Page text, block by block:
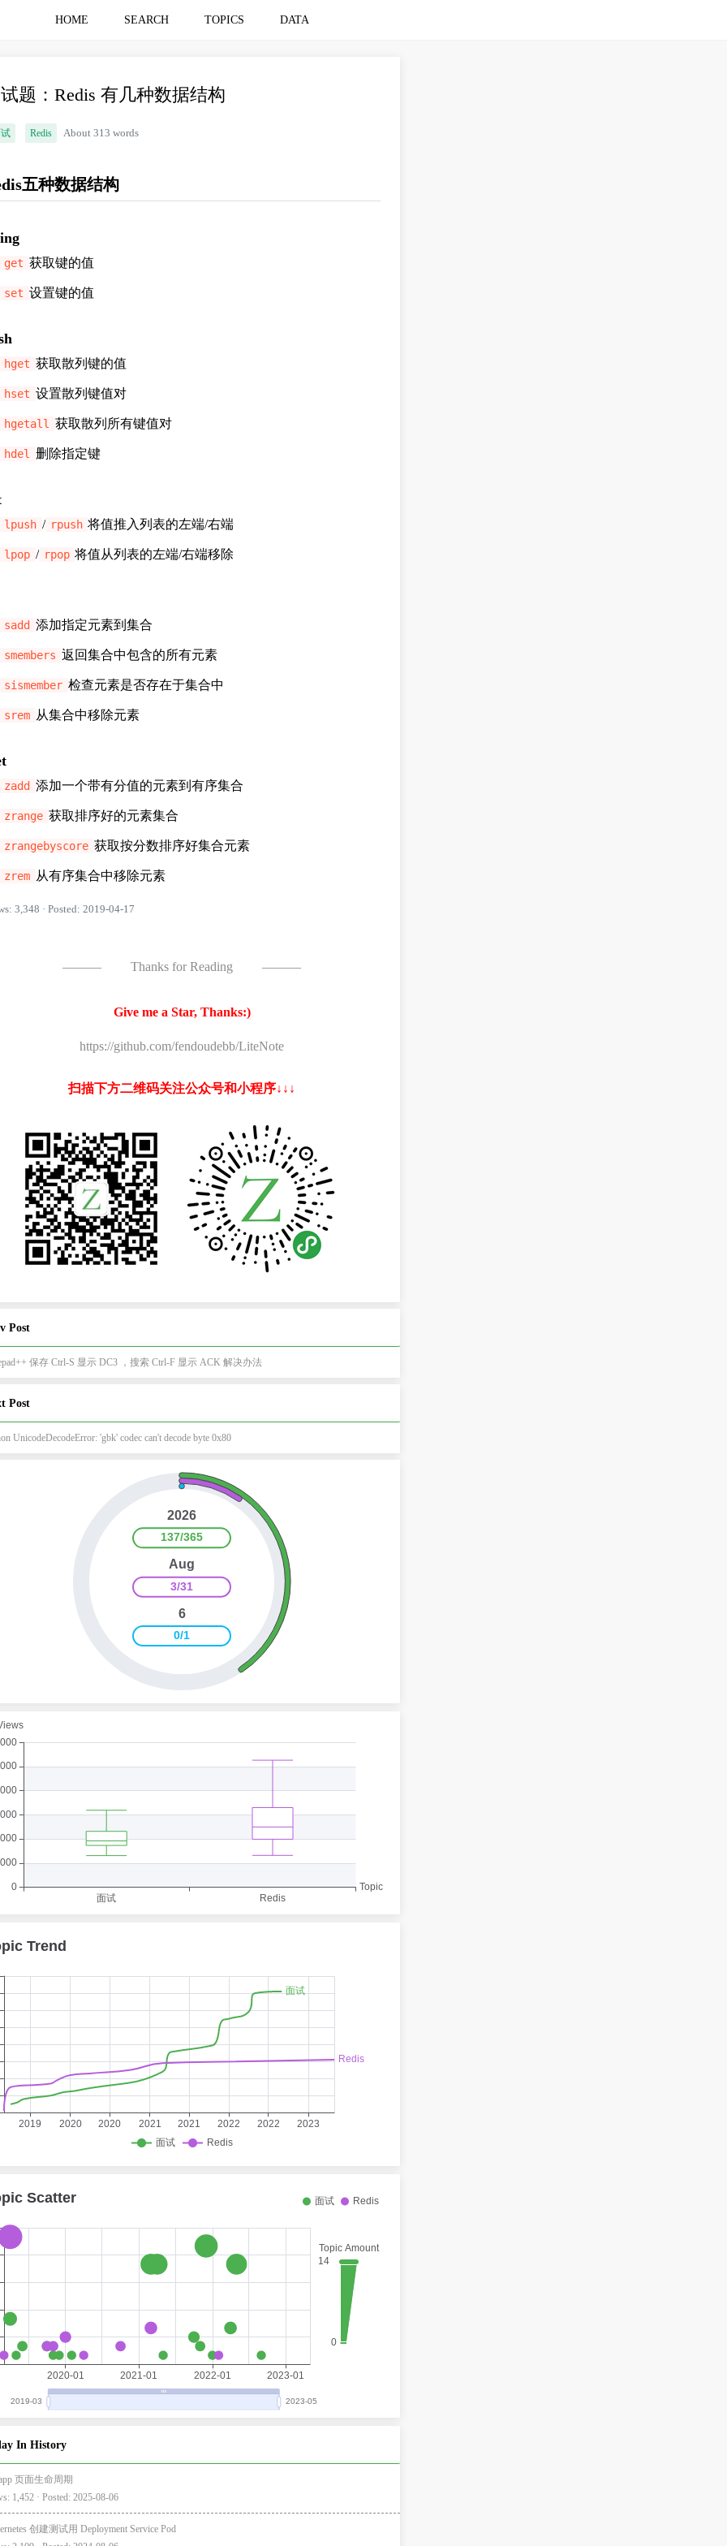
HOME SEARCH TOPICS DATA
题：Redis 有几种数据结构
Redis About 313 words
五种数据结构
get 获取键的值
set 设置键的值
hget 获取散列键的值
hset 设置散列键值对
hgetall 获取散列所有键值对
hdel 删除指定键
lpush / rpush 将值推入列表的左端/右端
lpop / rpop 将值从列表的左端/右端移除
sadd 添加指定元素到集合
smembers 返回集合中包含的所有元素
sismember 检查元素是否存在于集合中
srem 从集合中移除元素
zadd 添加一个带有分值的元素到有序集合
zrange 获取排序好的元素集合
zrangebyscore 获取按分数排序好集合元素
zrem 从有序集合中移除元素
3,348 · Posted: 2019-04-17
——— Thanks for Reading ———
Give me a Star, Thanks:)
https://github.com/fendoudebb/LiteNote
扫描下方二维码关注公众号和小程序↓↓↓
Post
保存 Ctrl-S 显示 DC3 ，搜索 Ctrl-F 显示 ACK 解决办法
Post
UnicodeDecodeError: 'gbk' codec can't decode byte 0x80
In History
页面生命周期
1,452 · Posted: 2025-08-06
创建测试用 Deployment Service Pod